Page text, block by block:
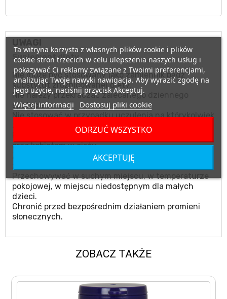
Suplement diety.
Nie może być stosowany jako zamiennik bądź
substytut zróżnicowanej diety.
Nie należy przekraczać zalecanego dziennego
spożycia.
Nie stosować w przypadku uczulenia na którykolwiek
ze składników produktu.
Produktu nie należy podawać matkom karmiącym
oraz kobietom w ciąży.
Zalecany jest zrównoważony sposób żywienia i
Przechowywać w suchym miejscu, w temperaturze
pokojowej, w miejscu niedostępnym dla małych
dzieci.
Chronić przed bezpośrednim działaniem promieni
słonecznych.
ZOBACZ TAKŻE
Ta witryna korzysta z własnych plików cookie i plików
cookie stron trzecich w celu ulepszenia naszych usług i
pokazywać Ci reklamy związane z Twoimi preferencjami,
analizując Twoje nawyki nawigacja. Aby wyrazić zgodę na
jego użycie, naciśnij przycisk Akceptuj.
Więcej informacji Dostosuj pliki cookie
ODRZUĆ WSZYSTKO
AKCEPTUJĘ